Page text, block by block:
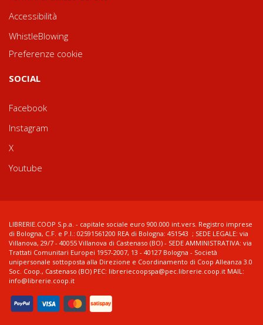
Accessibilità
WhistleBlowing
Preferenze cookie
SOCIAL
Facebook
Instagram
X
Youtube
LIBRERIE.COOP S.p.a. - capitale sociale euro 900.000 int.vers. Registro imprese
di Bologna, C.F. e P.I.: 02591561200 REA di Bologna: 451543 ; SEDE LEGALE: via
Villanova, 29/7 - 40055 Villanova di Castenaso (BO) - SEDE AMMINISTRATIVA: via
Trattati Comunitari Europei 1957-2007, 13 - 40127 Bologna - Società
unipersonale sottoposta alla Direzione e Coordinamento di Coop Alleanza 3.0
Soc. Coop., Castenaso (BO) PEC: libreriecoopspa@pec.librerie.coop.it MAIL:
info@librerie.coop.it